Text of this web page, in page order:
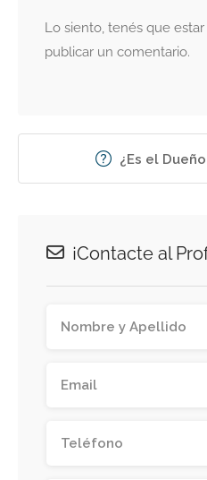
Lo siento, tenés que estar
publicar un comentario.
¿Es el
¡Contacte al